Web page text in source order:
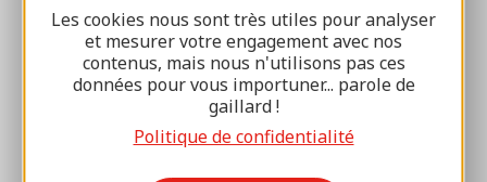
Les cookies nous sont très utiles pour analyser
et mesurer votre engagement avec nos
contenus, mais nous n'utilisons pas ces
données pour vous importuner... parole de
gaillard !
Politique de confidentialité
Brive 100 % Evénement
Photothèque
Espace presse